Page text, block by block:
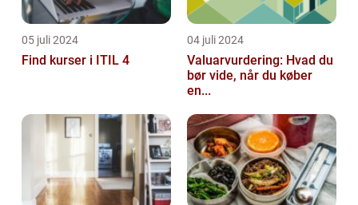
05 juli 2024
Find kurser i ITIL 4
04 juli 2024
Valuarvurdering: Hvad du
bør vide, når du køber
en...